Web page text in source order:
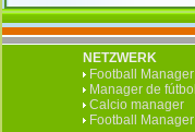
NETZWERK
Football Manager
Manager de fútbol
Calcio manager
Football Manager